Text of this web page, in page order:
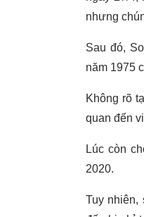
nhưng
Sau đó,
năm 1975
Không rõ
quan đến
Lúc còn
2020.
Tuy nhiên,